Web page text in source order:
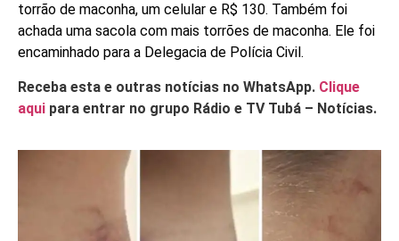
torrão de maconha, um celular e R$ 130. Também foi
achada uma sacola com mais torrões de maconha. Ele foi
encaminhado para a Delegacia de Polícia Civil.
Receba esta e outras notícias no WhatsApp. Clique
aqui para entrar no grupo Rádio e TV Tubá – Notícias.